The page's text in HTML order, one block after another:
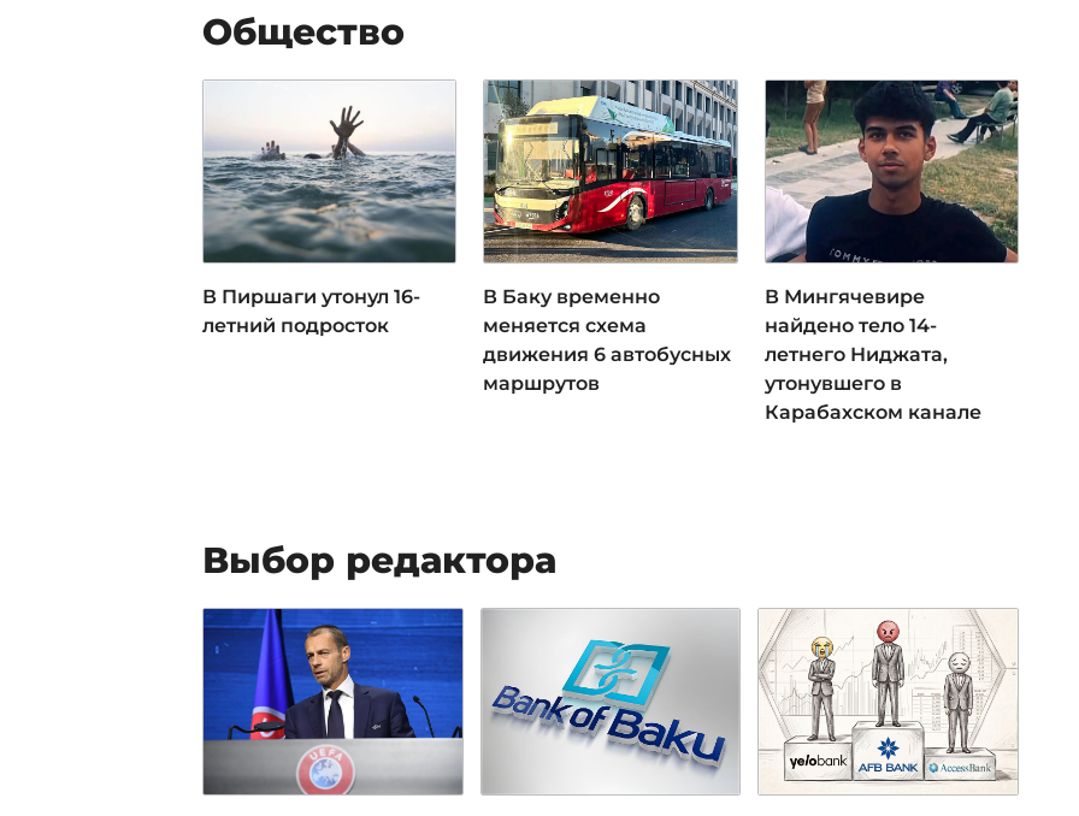
Общество
В Пиршаги утонул 16-
летний подросток
В Баку временно
меняется схема
движения 6 автобусных
маршрутов
В Мингячевире
найдено тело 14-
летнего Ниджата,
утонувшего в
Карабахском канале
Выбор редактора